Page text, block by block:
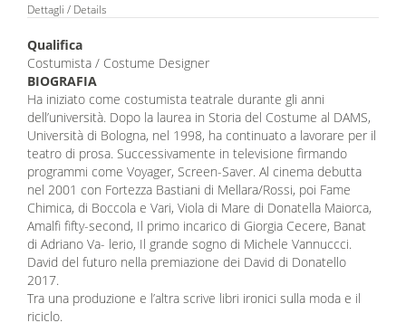
Dettagli / Details
Qualifica
Costumista / Costume Designer
BIOGRAFIA
Ha iniziato come costumista teatrale durante gli anni
dell’università. Dopo la laurea in Storia del Costume al DAMS,
Università di Bologna, nel 1998, ha continuato a lavorare per il
teatro di prosa. Successivamente in televisione firmando
programmi come Voyager, Screen-Saver. Al cinema debutta
nel 2001 con Fortezza Bastiani di Mellara/Rossi, poi Fame
Chimica, di Boccola e Vari, Viola di Mare di Donatella Maiorca,
Amalfi fifty-second, Il primo incarico di Giorgia Cecere, Banat
di Adriano Va- lerio, Il grande sogno di Michele Vannuccci.
David del futuro nella premiazione dei David di Donatello
2017.
Tra una produzione e l’altra scrive libri ironici sulla moda e il
riciclo.